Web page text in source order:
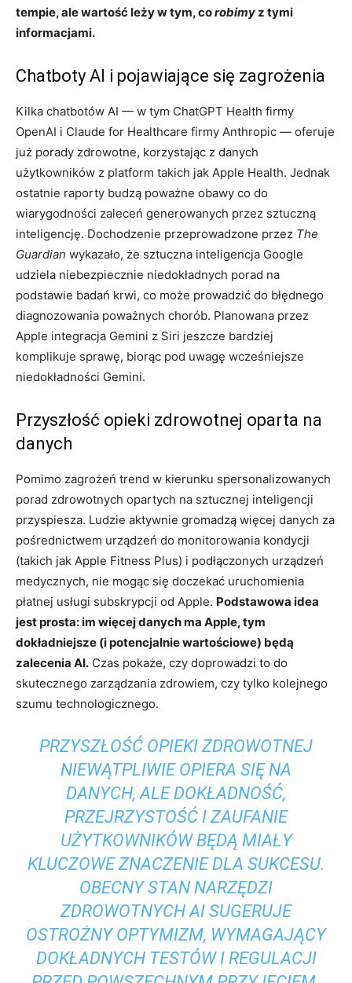
tempie, ale wartość leży w tym, corobimy z tymi
informacjami.
Chatboty AI i pojawiające się zagrożenia
Kilka chatbotów AI — w tym ChatGPT Health firmy
OpenAI i Claude for Healthcare firmy Anthropic — oferuje
już porady zdrowotne, korzystając z danych
użytkowników z platform takich jak Apple Health. Jednak
ostatnie raporty budzą poważne obawy co do
wiarygodności zaleceń generowanych przez sztuczną
inteligencję. Dochodzenie przeprowadzone przez The
Guardian wykazało, że sztuczna inteligencja Google
udziela niebezpiecznie niedokładnych porad na
podstawie badań krwi, co może prowadzić do błędnego
diagnozowania poważnych chorób. Planowana przez
Apple integracja Gemini z Siri jeszcze bardziej
komplikuje sprawę, biorąc pod uwagę wcześniejsze
niedokładności Gemini.
Przyszłość opieki zdrowotnej oparta na
danych
Pomimo zagrożeń trend w kierunku spersonalizowanych
porad zdrowotnych opartych na sztucznej inteligencji
przyspiesza. Ludzie aktywnie gromadzą więcej danych za
pośrednictwem urządzeń do monitorowania kondycji
(takich jak Apple Fitness Plus) i podłączonych urządzeń
medycznych, nie mogąc się doczekać uruchomienia
płatnej usługi subskrypcji od Apple. Podstawowa idea
jest prosta: im więcej danych ma Apple, tym
dokładniejsze (i potencjalnie wartościowe) będą
zalecenia AI. Czas pokaże, czy doprowadzi to do
skutecznego zarządzania zdrowiem, czy tylko kolejnego
szumu technologicznego.
PRZYSZŁOŚĆ OPIEKI ZDROWOTNEJ
NIEWĄTPLIWIE OPIERA SIĘ NA
DANYCH, ALE DOKŁADNOŚĆ,
PRZEJRZYSTOŚĆ I ZAUFANIE
UŻYTKOWNIKÓW BĘDĄ MIAŁY
KLUCZOWE ZNACZENIE DLA SUKCESU.
OBECNY STAN NARZĘDZI
ZDROWOTNYCH AI SUGERUJE
OSTROŻNY OPTYMIZM, WYMAGAJĄCY
DOKŁADNYCH TESTÓW I REGULACJI